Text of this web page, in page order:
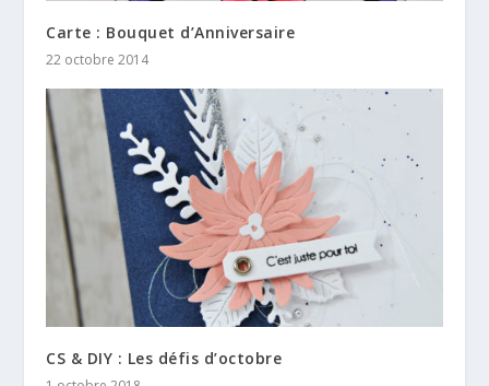
Carte : Bouquet d’Anniversaire
22 octobre 2014
CS & DIY : Les défis d’octobre